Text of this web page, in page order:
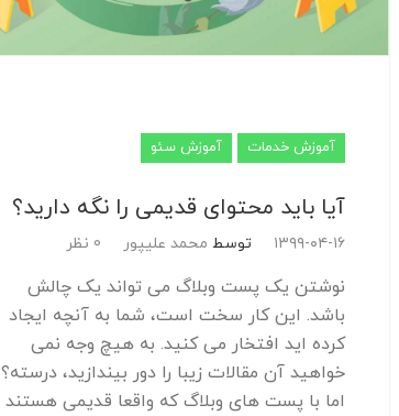
آموزش خدمات آموزش سئو
آیا باید محتوای قدیمی را نگه دارید؟
۱۳۹۹-۰۴-۱۶ توسط محمد علیپور 0 نظر
نوشتن یک پست وبلاگ می تواند یک چالش
باشد. این کار سخت است، شما به آنچه ایجاد
کرده اید افتخار می کنید. به هیچ وجه نمی
خواهید آن مقالات زیبا را دور بیندازید، درسته؟
اما با پست های وبلاگ که واقعا قدیمی هستند